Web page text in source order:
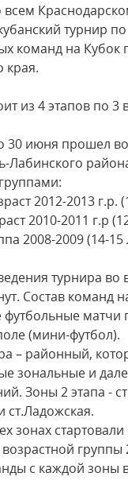
турнир
команд на Кубок
края.
из 4 этапов по 3
30 июня прошел
Лабинского
2012-2013 г.р.
2010-2011 г.р
2008-2009 (14-15
турнира во
Состав команд
футбольные матчи
(мини-футбол).
– районный,
зональные и
Зоны 2 этапа -
ст.Ладожская.
зонах стартовали
группы
с каждой зоны